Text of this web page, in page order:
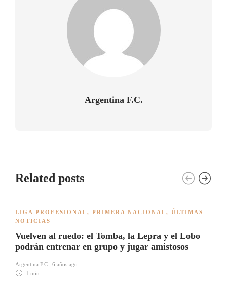
Argentina F.C.
Related posts
LIGA PROFESIONAL, PRIMERA NACIONAL, ÚLTIMAS
NOTICIAS
Vuelven al ruedo: el Tomba, la Lepra y el Lobo
podrán entrenar en grupo y jugar amistosos
Argentina F.C.
6 años ago
1 min